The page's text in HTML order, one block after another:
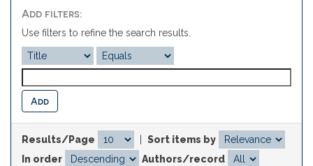
Add filters:
Use filters to refine the search results.
Results/Page
Sort items by
In order
Authors/record